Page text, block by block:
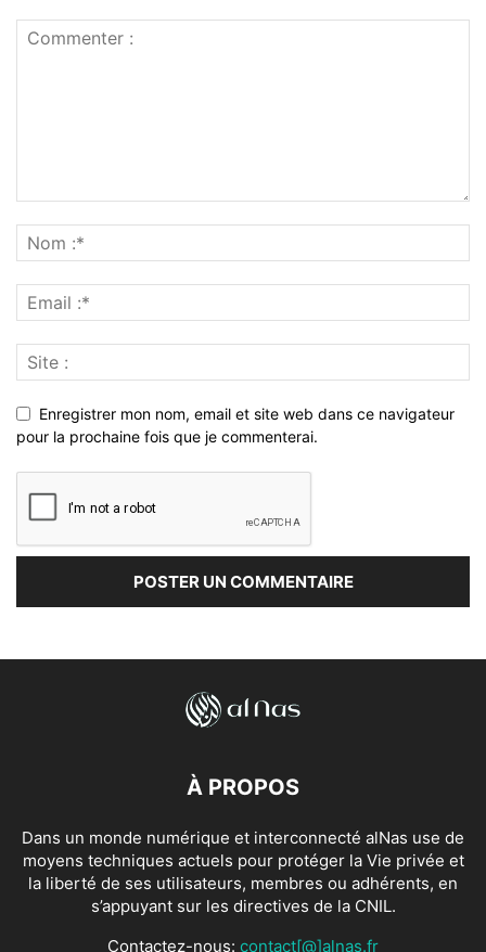
Enregistrer mon nom, email et site web dans ce navigateur
pour la prochaine fois que je commenterai.
À PROPOS
Dans un monde numérique et interconnecté alNas use de
moyens techniques actuels pour protéger la Vie privée et
la liberté de ses utilisateurs, membres ou adhérents, en
s’appuyant sur les directives de la CNIL.
Contactez-nous: contact[@]alnas.fr